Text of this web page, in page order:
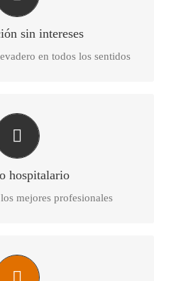
sin intereses
en todos los sentidos
con unas condiciones muy
favorables
hospitalario
mejores profesionales
la mayor seguridad
en entorno hospitalario y
las 24 horas.
y te llamamos